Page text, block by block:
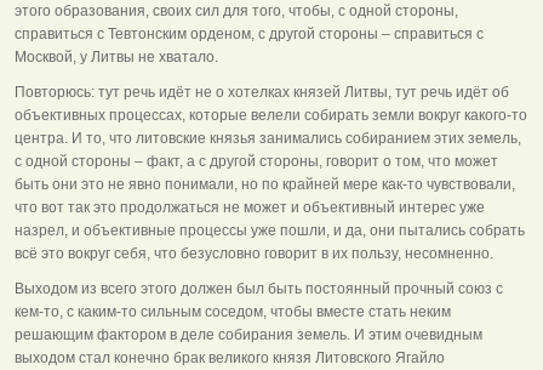
этого образования, своих сил для того, чтобы, с одной стороны,
справиться с Тевтонским орденом, с другой стороны – справиться с
Москвой, у Литвы не хватало.
Повторюсь: тут речь идёт не о хотелках князей Литвы, тут речь идёт об
объективных процессах, которые велели собирать земли вокруг какого-то
центра. И то, что литовские князья занимались собиранием этих земель,
с одной стороны – факт, а с другой стороны, говорит о том, что может
быть они это не явно понимали, но по крайней мере как-то чувствовали,
что вот так это продолжаться не может и объективный интерес уже
назрел, и объективные процессы уже пошли, и да, они пытались собрать
всё это вокруг себя, что безусловно говорит в их пользу, несомненно.
Выходом из всего этого должен был быть постоянный прочный союз с
кем-то, с каким-то сильным соседом, чтобы вместе стать неким
решающим фактором в деле собирания земель. И этим очевидным
выходом стал конечно брак великого князя Литовского Ягайло